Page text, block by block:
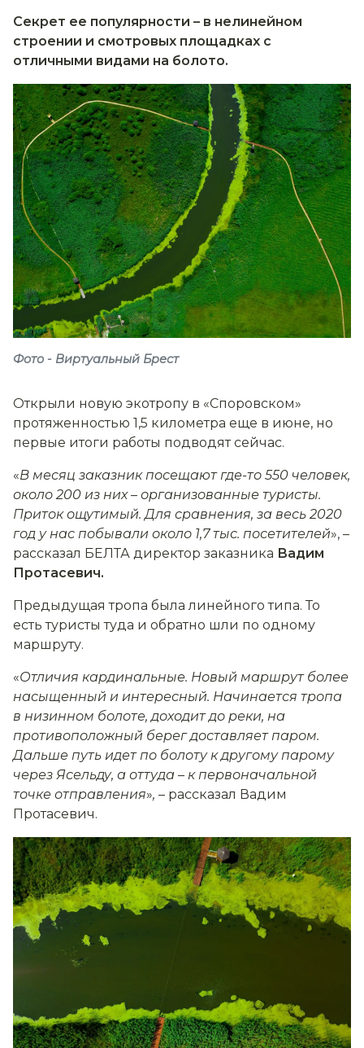
Секрет ее популярности – в нелинейном
строении и смотровых площадках с
отличными видами на болото.
Фото - Виртуальный Брест
Открыли новую экотропу в «Споровском»
протяженностью 1,5 километра еще в июне, но
первые итоги работы подводят сейчас.
«В месяц заказник посещают где-то 550 человек,
около 200 из них– организованные туристы.
Приток ощутимый. Для сравнения, за весь 2020
год у нас побывали около 1,7 тыс. посетителей», –
рассказал БЕЛТА директор заказника Вадим
Протасевич.
Предыдущая тропа была линейного типа. То
есть туристы туда и обратно шли по одному
маршруту.
«Отличия кардинальные. Новый маршрут более
насыщенный и интересный. Начинается тропа
в низинном болоте, доходит до реки, на
противоположный берег доставляет паром.
Дальше путь идет по болоту к другому парому
через Ясельду, а оттуда – к первоначальной
точке отправления», – рассказал Вадим
Протасевич.